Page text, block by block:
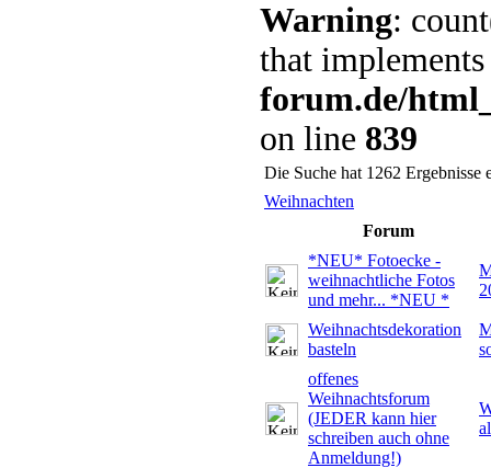
Warning:
that
forum.de/
on line 839
Die Suche hat 1262 Ergebnisse
Weihnachten
Forum
*NEU* Fotoecke -
weihnachtliche Fotos
und mehr... *NEU *
Weihnachtsdekoration
basteln
offenes
Weihnachtsforum
(JEDER kann hier
schreiben auch ohne
Anmeldung!)